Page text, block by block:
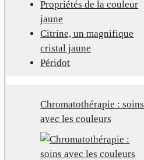
Propriétés de la couleur
jaune
Citrine, un magnifique
cristal jaune
Péridot
Chromatothérapie : soins
avec les couleurs